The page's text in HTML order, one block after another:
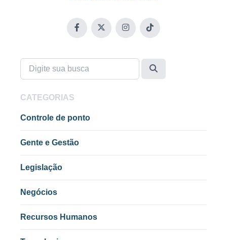
CATEGORIAS
Controle de ponto
Gente e Gestão
Legislação
Negócios
Recursos Humanos